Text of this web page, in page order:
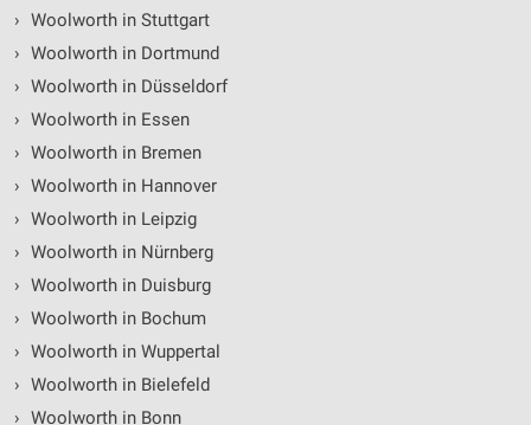
› Woolworth in Stuttgart
› Woolworth in Dortmund
› Woolworth in Düsseldorf
› Woolworth in Essen
› Woolworth in Bremen
› Woolworth in Hannover
› Woolworth in Leipzig
› Woolworth in Nürnberg
› Woolworth in Duisburg
› Woolworth in Bochum
› Woolworth in Wuppertal
› Woolworth in Bielefeld
› Woolworth in Bonn